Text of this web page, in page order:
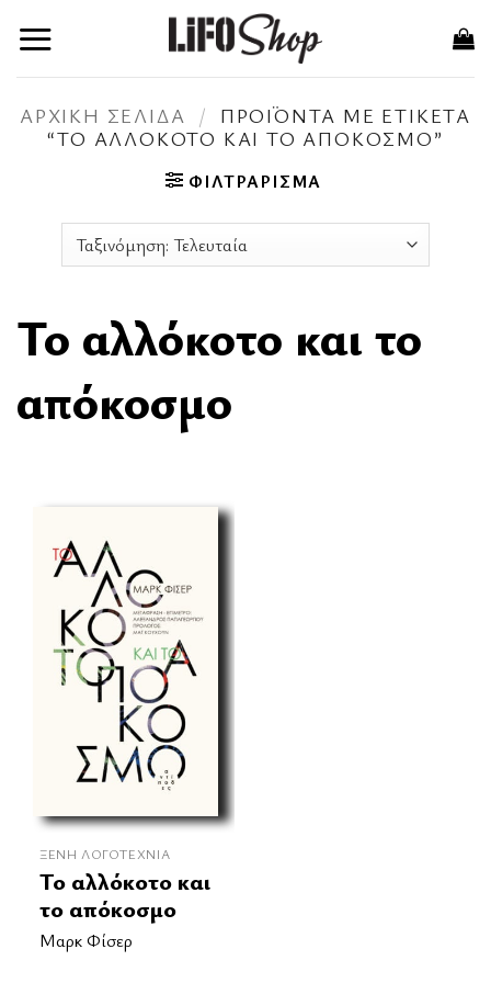
στο
ΑΡΧΙΚΉ ΣΕΛΊΔΑ /
ΠΡΟΪΌΝΤΑ ΜΕ ΕΤΙΚΈΤΑ
“ΤΟ ΑΛΛΌΚΟΤΟ ΚΑΙ ΤΟ ΑΠΌΚΟΣΜΟ”
ΦΙΛΤΡΆΡΙΣΜΑ
Το αλλόκοτο και το
απόκοσμο
ΞΈΝΗ ΛΟΓΟΤΕΧΝΊΑ
Το αλλόκοτο και
το απόκοσμο
Μαρκ Φίσερ